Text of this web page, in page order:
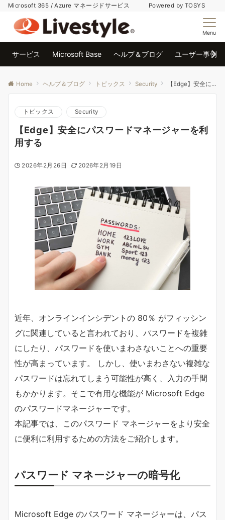
Microsoft 365 / Azure マネージドサービス Powered by TOSYS
Menu
サービス Microsoft Base ヘルプ＆ブログ ユーザー事例
Home ヘルプ＆ブログ トピックス Security 【Edge】安全にパスワードマネージャーを利用する
トピックス Security
【Edge】安全にパスワードマネージャーを利
用する
2026年2月26日 2026年2月19日
近年、オンラインインシデントの 80％ がフィッシン
グに関連していると言われており、パスワードを複雑
にしたり、パスワードを使いまわさないことへの重要
性が高まっています。 しかし、使いまわさない複雑な
パスワードは忘れてしまう可能性が高く、入力の手間
もかかります。そこで有用な機能が Microsoft Edge
のパスワードマネージャーです。
本記事では、このパスワード マネージャーをより安全
に便利に利用するための方法をご紹介します。​
パスワード マネージャーの暗号化
Microsoft Edge のパスワード マネージャーは、パス